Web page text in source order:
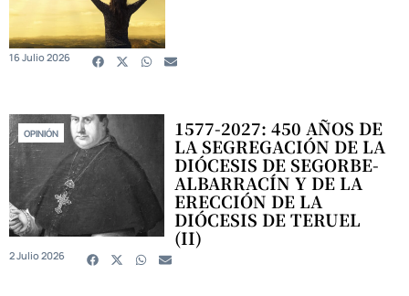
16 Julio 2026
OPINIÓN 1577-2027: 450 AÑOS DE
LA SEGREGACIÓN DE LA
DIÓCESIS DE SEGORBE-
ALBARRACÍN Y DE LA
ERECCIÓN DE LA
DIÓCESIS DE TERUEL
(II)
2 Julio 2026